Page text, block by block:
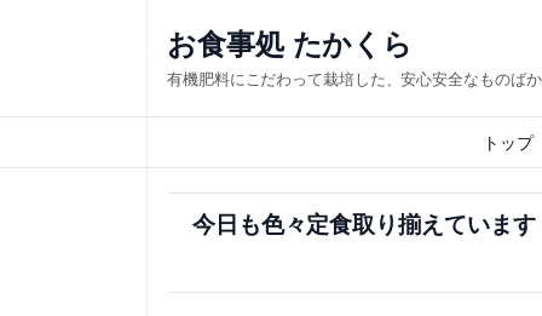
ス
キ
お食事処 たかくら
有機肥料にこだわって栽培した、安心安全なものば
トップ
今日も色々定食取り揃えています